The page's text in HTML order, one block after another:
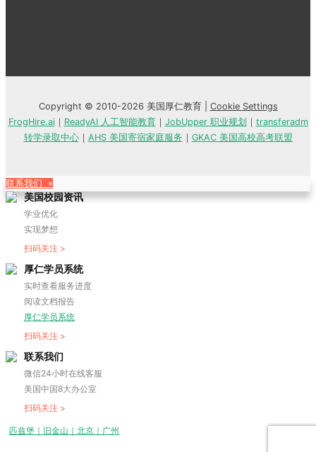
Copyright © 2010-2026 美国厚仁教育 | Cookie Settings
FrogHire.ai｜ ReadyAI 人工智能教育｜ JobUpper 职业规划 ｜ transferadm
转学录取中心｜ AHS 美国寄宿家庭服务 ｜ GKAC 美国高校高考联盟
联系我们 »
美国校园资讯
学业优化
实现梦想
扫码关注 >
厚仁学员系统
实时查看服务进度
阅读文档报告
厚仁学员系统
扫码关注 >
联系我们
微信24小时在线客服
美国中国8大办公室
扫码关注 >
匹兹堡｜旧金山｜北京｜广州